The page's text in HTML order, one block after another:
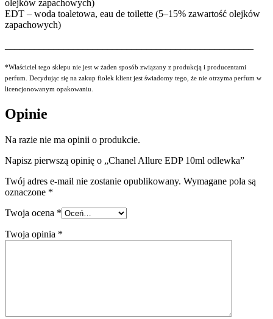
olejków zapachowych)
EDT – woda toaletowa, eau de toilette (5–15% zawartość olejków
zapachowych)
*Właściciel tego sklepu nie jest w żaden sposób związany z produkcją i producentami
perfum. Decydując się na zakup fiolek klient jest świadomy tego, że nie otrzyma perfum w
licencjonowanym opakowaniu.
Opinie
Na razie nie ma opinii o produkcie.
Napisz pierwszą opinię o „Chanel Allure EDP 10ml odlewka”
Twój adres e-mail nie zostanie opublikowany. Wymagane pola są
oznaczone *
Twoja ocena *
Twoja opinia *